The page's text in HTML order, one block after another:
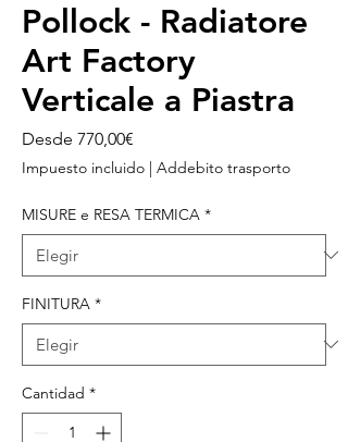
Pollock - Radiatore
Art Factory
Verticale a Piastra
Desde 770,00€
de
oferta
Impuesto incluido | Addebito trasporto
MISURE e RESA TERMICA *
FINITURA *
Cantidad *